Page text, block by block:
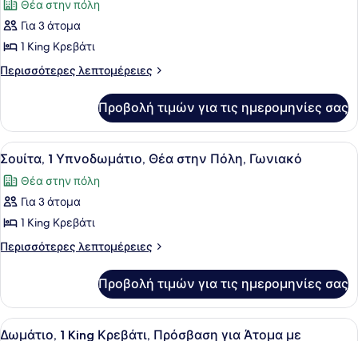
των
φωτογραφιών
για
Σουίτα,
Υπνοδωμάτιο
Θέα στην πόλη
Για 3 άτομα
1 King Κρεβάτι
Περισσότερες λεπτομέρειες
Περισσότερες
1
Υπνοδωμάτιο
Προβολή τιμών για τις ημερομηνίες σας
Προβολή
όλων
των
φωτογραφιών
για
Σουίτα,
Υπνοδωμάτιο,
Θέα
στην
Πόλη,
Ένα σύγχρονο δωμάτιο
10
Σουίτα, 1 Υπνοδωμάτιο, Θέα στην Πόλη, Γωνιακό
Θέα στην πόλη
Για 3 άτομα
1 King Κρεβάτι
Περισσότερες λεπτομέρειες
Περισσότερες
1
Υπνοδωμάτιο,
Θέα
Προβολή τιμών για τις ημερομηνίες σας
Προβολή
Ένα δωμάτιο ξενοδοχείου με ένα
4
Δωμάτιο, 1 King Κρεβάτι, Πρόσβαση για Άτομα με